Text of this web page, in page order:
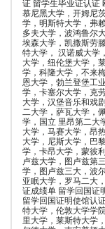
证 留学生毕业证认证
慕尼黑大学，开姆尼
学，明斯特大学，弗
多夫大学，波鸿鲁尔
埃森大学，凯撒斯劳
特大学， 汉诺威大学
大学，纽伦堡大学，
学，科隆大学，不来
恩大学，勃兰登堡工
学，卡塞尔大学，克
大学，汉堡音乐和戏
二大学，萨瓦大学，
学，国立 里昂第二大
大学，马赛大学，昂
大学，尼斯大学，巴
学，卡昂大学，蒙彼
卢兹大学，图卢兹第
学，图卢兹三大，波
亚眠大学，罗马二大
证成绩单 留学回国证
留学回国证明使馆认
特大学，伦敦大学学
里大学，莱斯特大学